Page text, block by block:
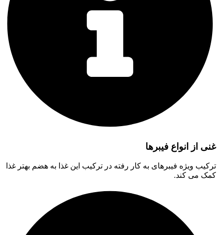
غنی از انواع فیبرها
ترکیب ویژه فیبرهای به کار رفته در ترکیب این غذا به هضم بهتر غذا
کمک می کند.